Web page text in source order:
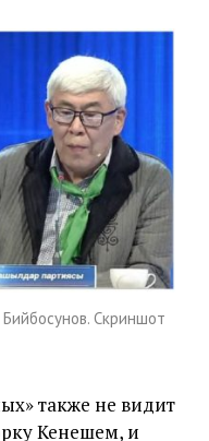
Скриншот
также не видит
Кенешем, и